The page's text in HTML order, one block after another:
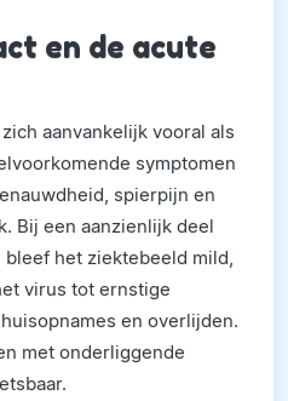
en de acute
aanvankelijk vooral als
symptomen
spierpijn en
Bij een aanzienlijk deel
het ziektebeeld mild,
virus tot ernstige
en overlijden.
met onderliggende